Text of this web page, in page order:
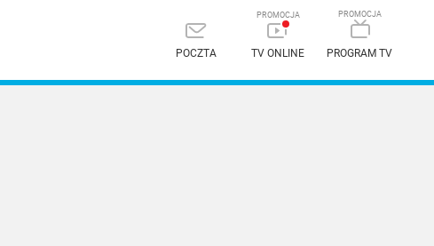
POCZTA TV ONLINE PROGRAM TV